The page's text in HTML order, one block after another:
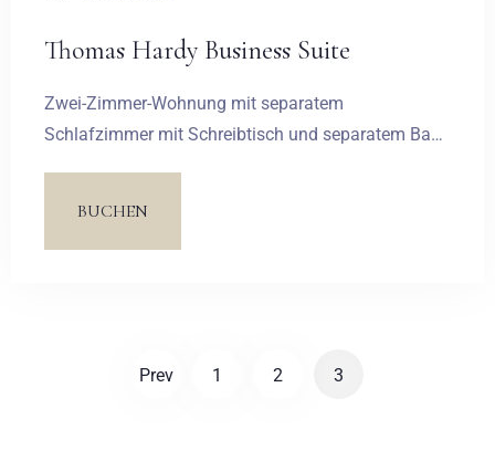
Thomas Hardy Business Suite
Zwei-Zimmer-Wohnung mit separatem
Schlafzimmer mit Schreibtisch und separatem Bad.
BUCHEN
Prev 1 2 3